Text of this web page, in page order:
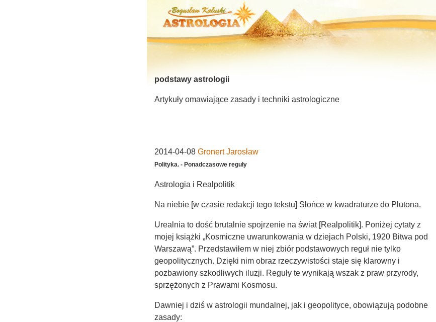
podstawy astrologii
Artykuły omawiające zasady i techniki astrologiczne
2014-04-08 Gronert Jarosław
Polityka. - Ponadczasowe reguły
Astrologia i Realpolitik
Na niebie [w czasie redakcji tego tekstu] Słońce w kwadraturze do Plutona.
Urealnia to dość brutalnie spojrzenie na świat [Realpolitik]. Poniżej cytaty z
mojej książki „Kosmiczne uwarunkowania w dziejach Polski, 1920 Bitwa pod
Warszawą”. Przedstawiłem w niej zbiór podstawowych reguł nie tylko
geopolitycznych. Dzięki nim obraz rzeczywistości staje się klarowny i
pozbawiony szkodliwych iluzji. Reguły te wynikają wszak z praw przyrody,
sprzężonych z Prawami Kosmosu.
Dawniej i dziś w astrologii mundalnej, jak i geopolityce, obowiązują podobne
zasady: